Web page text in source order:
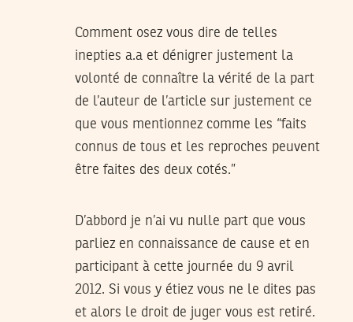
Comment osez vous dire de telles
inepties a.a et dénigrer justement la
volonté de connaître la vérité de la part
de l’auteur de l’article sur justement ce
que vous mentionnez comme les “faits
connus de tous et les reproches peuvent
être faites des deux cotés.”
D’abbord je n’ai vu nulle part que vous
parliez en connaissance de cause et en
participant à cette journée du 9 avril
2012. Si vous y étiez vous ne le dites pas
et alors le droit de juger vous est retiré.